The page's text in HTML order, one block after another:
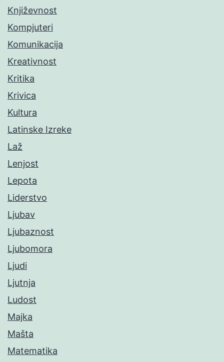
Književnost
Kompjuteri
Komunikacija
Kreativnost
Kritika
Krivica
Kultura
Latinske Izreke
Laž
Lenjost
Lepota
Liderstvo
Ljubav
Ljubaznost
Ljubomora
Ljudi
Ljutnja
Ludost
Majka
Mašta
Matematika